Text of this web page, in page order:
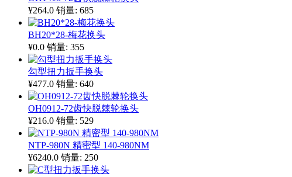
¥264.0 销量: 685
BH20*28-梅花换头
¥0.0 销量: 355
勾型扭力扳手换头
¥477.0 销量: 640
OH0912-72齿快脱棘轮换头
¥216.0 销量: 529
NTP-980N 精密型 140-980NM
¥6240.0 销量: 250